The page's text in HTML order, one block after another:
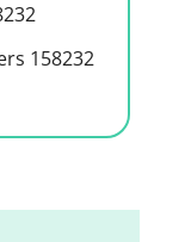
158232